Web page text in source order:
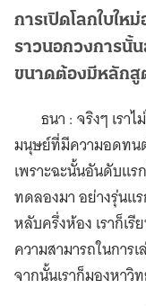
การเปิดโลกใบให
ราวนอกวงการนั้
ขนาดต้องมีหลักสู
ธนา : จริงๆ เรา
มนุษย์ที่มีความอดทน
เพราะฉะนั้นอันดับแ
ทดลองมา อย่างรุ่นแ
หลับครึ่งห้อง เราก็เรี
ความสามารถในการ
จากนั้นเราก็มองหา